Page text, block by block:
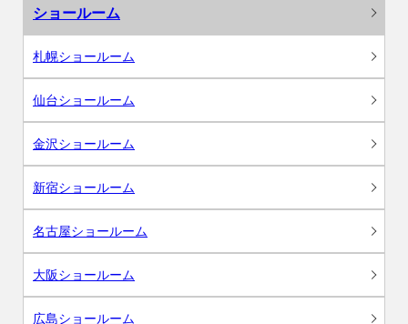
ショールーム
札幌ショールーム
仙台ショールーム
金沢ショールーム
新宿ショールーム
名古屋ショールーム
大阪ショールーム
広島ショールーム